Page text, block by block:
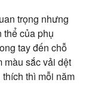
trọng nhưng
thể của phụ
tay đến chỗ
màu sắc vải dệt
thì mỗi năm